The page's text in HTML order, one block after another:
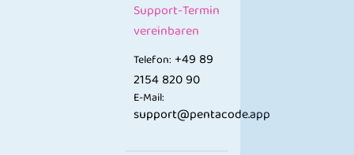
Support-Termin
vereinbaren
Telefon: +49 89
2154 820 90
E-Mail:
support@pentacode.app